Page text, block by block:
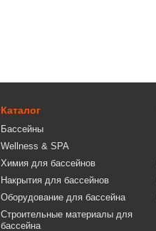
Каталог
Бассейны
Wellness & SPA
Химия для бассейнов
Накрытия для бассейнов
Оборудование для бассейна
Строительные материалы для
бассейна